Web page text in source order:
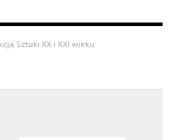
Sztuki XX i XXI wieku